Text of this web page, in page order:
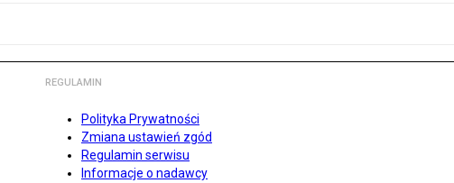
REGULAMIN
Polityka Prywatności
Zmiana ustawień zgód
Regulamin serwisu
Informacje o nadawcy